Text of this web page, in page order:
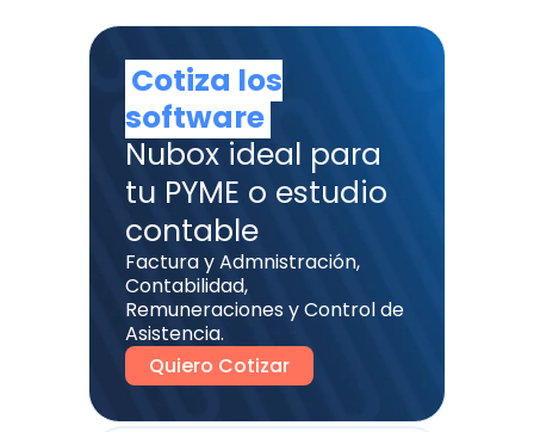
Cotiza los
software
Nubox ideal para
tu PYME o estudio
contable
Factura y Admnistración,
Contabilidad,
Remuneraciones y Control de
Asistencia.
Quiero Cotizar